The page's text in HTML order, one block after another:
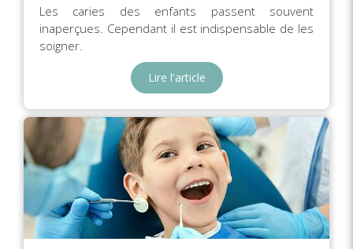
Les caries des enfants passent souvent
inaperçues. Cependant il est indispensable de les
soigner.
Lire l'article